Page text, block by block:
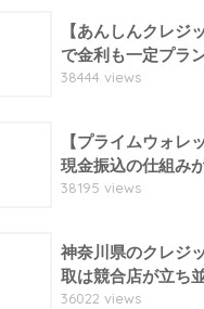
【あんしんクレジ
で金利も一定プラ
38444 views
【プライムウォレ
現金振込の仕組み
38195 views
神奈川県のクレジ
取は競合店が立ち
36022 views